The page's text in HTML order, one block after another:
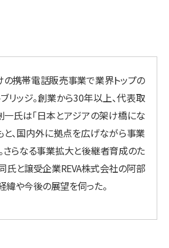
携帯電話販売事業で業界トップの
リッジ。創業から30年以上、代表取
氏は「日本とアジアの架け橋にな
と、国内外に拠点を広げながら事業
さらなる事業拡大と後継者育成のた
氏と譲受企業REVA株式会社の阿部
緯や今後の展望を伺った。